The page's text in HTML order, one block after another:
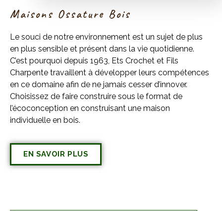
Maisons Ossature Bois
Le souci de notre environnement est un sujet de plus
en plus sensible et présent dans la vie quotidienne.
C’est pourquoi depuis 1963, Ets Crochet et Fils
Charpente travaillent à développer leurs compétences
en ce domaine afin de ne jamais cesser d’innover.
Choisissez de faire construire sous le format de
l’écoconception en construisant une maison
individuelle en bois.
EN SAVOIR PLUS